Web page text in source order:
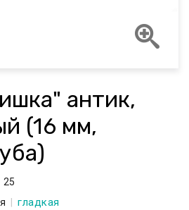
антик,
(16 мм,
25
гладкая